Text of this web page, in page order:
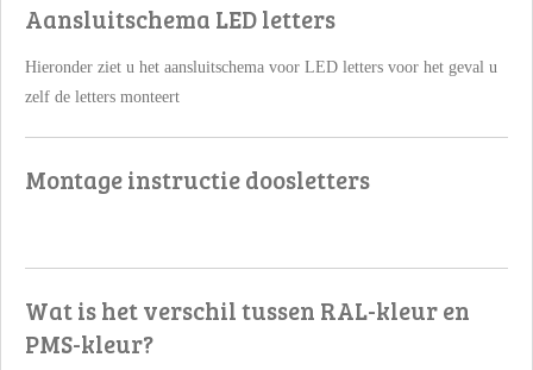
Aansluitschema LED letters
Hieronder ziet u het aansluitschema voor LED letters voor het geval u
zelf de letters monteert
Montage instructie doosletters
Wat is het verschil tussen RAL-kleur en
PMS-kleur?